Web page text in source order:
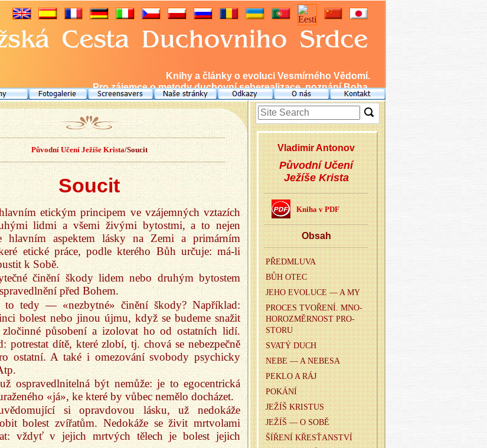
Knihy a články o evoluci Vesmírného Vědomí.
Pro zájemce o metody duchovní seberealizace, poznání Boha.
Původní Učení Ježíše Krista/Soucit
Soucit
etickým principem ve vzájemných vztazích
lidmi a všemi živými bytostmi, a to nejen
hlavním aspektem lásky na Zemi a primárním
etické práce, podle kterého Bůh určuje: má-li
k Sobě.
činění škody lidem nebo druhým bytostem
před Bohem.
tedy — «nezbytné» činění škody? Například:
bolest nebo jinou újmu, když se budeme snažit
působení a izolovat ho od ostatních lidí.
potrestat dítě, které zlobí, tj. chová se nebezpečně
ostatní. A také i omezování svobody psychicky
ospravedlnitelná být nemůže: je to egocentrická
«já», ke které by vůbec nemělo docházet.
si opravdovou lásku, už nedokáže
bolest zvířatům. Nedokáže se živit mrtvolami
vždyť v jejich mrtvých tělech je bolest jejich
Vla­di­mir An­to­nov
Původní Učení
Ježíše Krista
Kniha v PDF
Obsah
PŘED­MLU­VA
BŮH OTEC
JEHO EVO­LU­CE — A MY
PRO­CES TVO­ŘE­NÍ. MNO­
HO­ROZ­MĚR­NOST PRO­
STO­RU
SVATÝ DUCH
NEBE — A NE­BE­SA
PEKLO A RÁJ
PO­KÁ­NÍ
JEŽÍŠ KRIS­TUS
JEŽÍŠ — O SOBĚ
ŠÍ­ŘE­NÍ KŘES­ŤAN­STVÍ